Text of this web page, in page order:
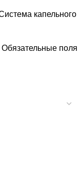
капельного
Обязательные поля